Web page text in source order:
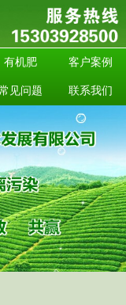
有机肥 客户案例
见问题 联系我们